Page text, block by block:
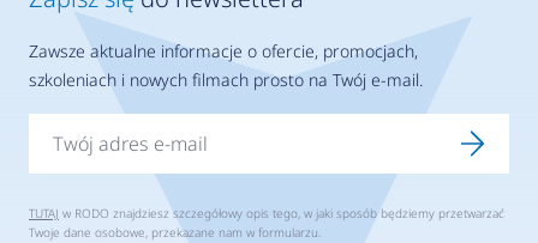
Zawsze aktualne informacje o ofercie, promocjach,
szkoleniach i nowych filmach prosto na Twój e-mail.
TUTAJ w RODO znajdziesz szczegółowy opis tego, w jaki sposób będziemy przetwarzać
Twoje dane osobowe, przekazane nam w formularzu.